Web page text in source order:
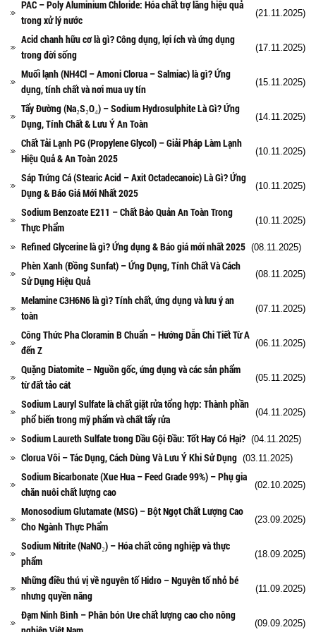
PAC – Poly Aluminium Chloride: Hóa chất trợ lắng hiệu quả
trong xử lý nước
(21.11.2025)
Acid chanh hữu cơ là gì? Công dụng, lợi ích và ứng dụng
trong đời sống
(17.11.2025)
Muối lạnh (NH4Cl – Amoni Clorua – Salmiac) là gì? Ứng
dụng, tính chất và nơi mua uy tín
(15.11.2025)
Tẩy Đường (Na₂S₂O₄) – Sodium Hydrosulphite Là Gì? Ứng
Dụng, Tính Chất & Lưu Ý An Toàn
(14.11.2025)
Chất Tải Lạnh PG (Propylene Glycol) – Giải Pháp Làm Lạnh
Hiệu Quả & An Toàn 2025
(10.11.2025)
Sáp Trứng Cá (Stearic Acid – Axit Octadecanoic) Là Gì? Ứng
Dụng & Báo Giá Mới Nhất 2025
(10.11.2025)
Sodium Benzoate E211 – Chất Bảo Quản An Toàn Trong
Thực Phẩm
(10.11.2025)
Refined Glycerine là gì? Ứng dụng & Báo giá mới nhất 2025 (08.11.2025)
Phèn Xanh (Đồng Sunfat) – Ứng Dụng, Tính Chất Và Cách
Sử Dụng Hiệu Quả
(08.11.2025)
Melamine C3H6N6 là gì? Tính chất, ứng dụng và lưu ý an
toàn
(07.11.2025)
Công Thức Pha Cloramin B Chuẩn – Hướng Dẫn Chi Tiết Từ A
đến Z
(06.11.2025)
Quặng Diatomite – Nguồn gốc, ứng dụng và các sản phẩm
từ đất tảo cát
(05.11.2025)
Sodium Lauryl Sulfate là chất giặt rửa tổng hợp: Thành phần
phổ biến trong mỹ phẩm và chất tẩy rửa
(04.11.2025)
Sodium Laureth Sulfate trong Dầu Gội Đầu: Tốt Hay Có Hại? (04.11.2025)
Clorua Vôi – Tác Dụng, Cách Dùng Và Lưu Ý Khi Sử Dụng (03.11.2025)
Sodium Bicarbonate (Xue Hua – Feed Grade 99%) – Phụ gia
chăn nuôi chất lượng cao
(02.10.2025)
Monosodium Glutamate (MSG) – Bột Ngọt Chất Lượng Cao
Cho Ngành Thực Phẩm
(23.09.2025)
Sodium Nitrite (NaNO₂) – Hóa chất công nghiệp và thực
phẩm
(18.09.2025)
Những điều thú vị về nguyên tố Hidro – Nguyên tố nhỏ bé
nhưng quyền năng
(11.09.2025)
Đạm Ninh Bình – Phân bón Ure chất lượng cao cho nông
(09.09.2025)